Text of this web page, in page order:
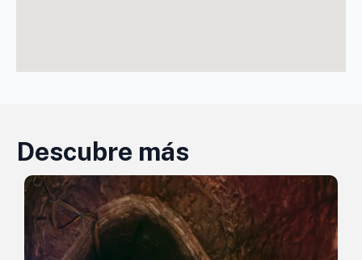
Descubre más